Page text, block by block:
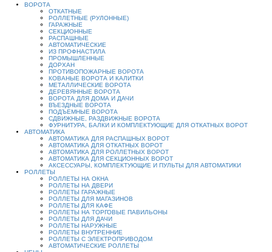
ВОРОТА
ОТКАТНЫЕ
РОЛЛЕТНЫЕ (РУЛОННЫЕ)
ГАРАЖНЫЕ
СЕКЦИОННЫЕ
РАСПАШНЫЕ
АВТОМАТИЧЕСКИЕ
ИЗ ПРОФНАСТИЛА
ПРОМЫШЛЕННЫЕ
ДОРХАН
ПРОТИВОПОЖАРНЫЕ ВОРОТА
КОВАНЫЕ ВОРОТА И КАЛИТКИ
МЕТАЛЛИЧЕСКИЕ ВОРОТА
ДЕРЕВЯННЫЕ ВОРОТА
ВОРОТА ДЛЯ ДОМА И ДАЧИ
ВЪЕЗДНЫЕ ВОРОТА
ПОДЪЕМНЫЕ ВОРОТА
СДВИЖНЫЕ, РАЗДВИЖНЫЕ ВОРОТА
ФУРНИТУРА, БАЛКИ И КОМПЛЕКТУЮЩИЕ ДЛЯ ОТКАТНЫХ ВОРОТ
АВТОМАТИКА
АВТОМАТИКА ДЛЯ РАСПАШНЫХ ВОРОТ
АВТОМАТИКА ДЛЯ ОТКАТНЫХ ВОРОТ
АВТОМАТИКА ДЛЯ РОЛЛЕТНЫХ ВОРОТ
АВТОМАТИКА ДЛЯ СЕКЦИОННЫХ ВОРОТ
АКСЕССУАРЫ, КОМПЛЕКТУЮЩИЕ И ПУЛЬТЫ ДЛЯ АВТОМАТИКИ
РОЛЛЕТЫ
РОЛЛЕТЫ НА ОКНА
РОЛЛЕТЫ НА ДВЕРИ
РОЛЛЕТЫ ГАРАЖНЫЕ
РОЛЛЕТЫ ДЛЯ МАГАЗИНОВ
РОЛЛЕТЫ ДЛЯ КАФЕ
РОЛЛЕТЫ НА ТОРГОВЫЕ ПАВИЛЬОНЫ
РОЛЛЕТЫ ДЛЯ ДАЧИ
РОЛЛЕТЫ НАРУЖНЫЕ
РОЛЛЕТЫ ВНУТРЕННИЕ
РОЛЛЕТЫ С ЭЛЕКТРОПРИВОДОМ
АВТОМАТИЧЕСКИЕ РОЛЛЕТЫ